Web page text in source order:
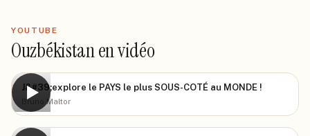
YOUTUBE
Ouzbékistan en vidéo
▶
J&#39;explore le PAYS le plus SOUS-COTÉ au MONDE !
Bruno Maltor